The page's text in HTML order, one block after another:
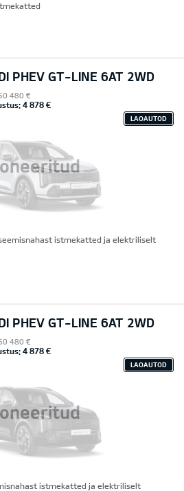
PHEV GT-LINE 6AT 2WD
480 €
4 878 €
LAOAUTOD
istmekatted ja elektriliselt
PHEV GT-LINE 6AT 2WD
480 €
4 878 €
LAOAUTOD
istmekatted ja elektriliselt